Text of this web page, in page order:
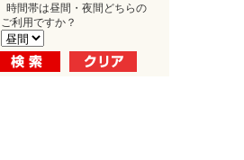
時間帯は昼間・夜間どちらの
ご利用ですか？